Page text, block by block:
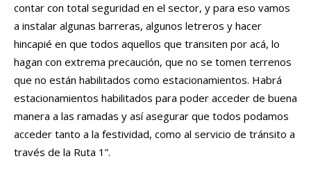
contar con total seguridad en el sector, y para eso vamos
a instalar algunas barreras, algunos letreros y hacer
hincapié en que todos aquellos que transiten por acá, lo
hagan con extrema precaución, que no se tomen terrenos
que no están habilitados como estacionamientos. Habrá
estacionamientos habilitados para poder acceder de buena
manera a las ramadas y así asegurar que todos podamos
acceder tanto a la festividad, como al servicio de tránsito a
través de la Ruta 1”.